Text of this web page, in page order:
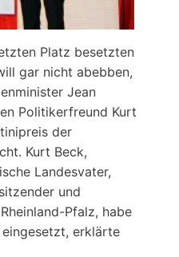
Platz besetzten
gar nicht abebben,
Jean
Politikerfreund Kurt
der
Kurt Beck,
Landesvater,
und
Pfalz, habe
erklärte